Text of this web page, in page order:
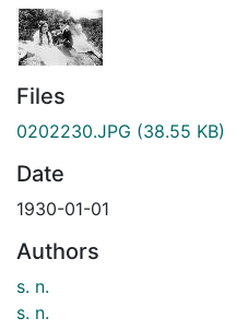
Files
0202230.JPG (38.55 KB)
Date
1930-01-01
Authors
s. n.
s. n.